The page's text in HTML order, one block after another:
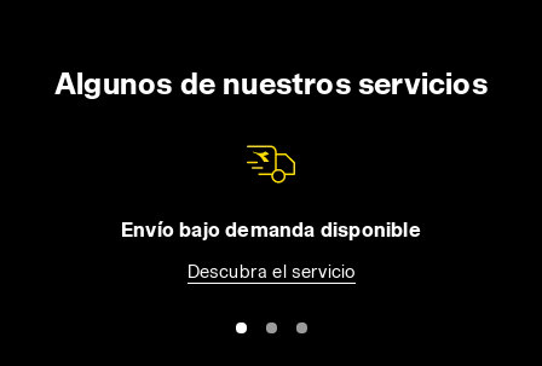
Algunos de nuestros servicios
Envío bajo demanda disponible
Descubra el servicio